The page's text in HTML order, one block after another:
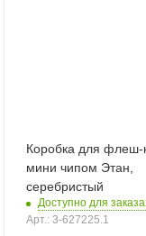
Коробка для флеш-
мини чипом Этан,
серебристый
Доступно для
Арт.: 3-627225.1